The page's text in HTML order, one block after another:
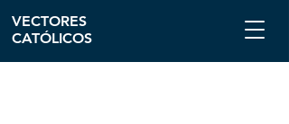
VECTORES
CATÓLICOS